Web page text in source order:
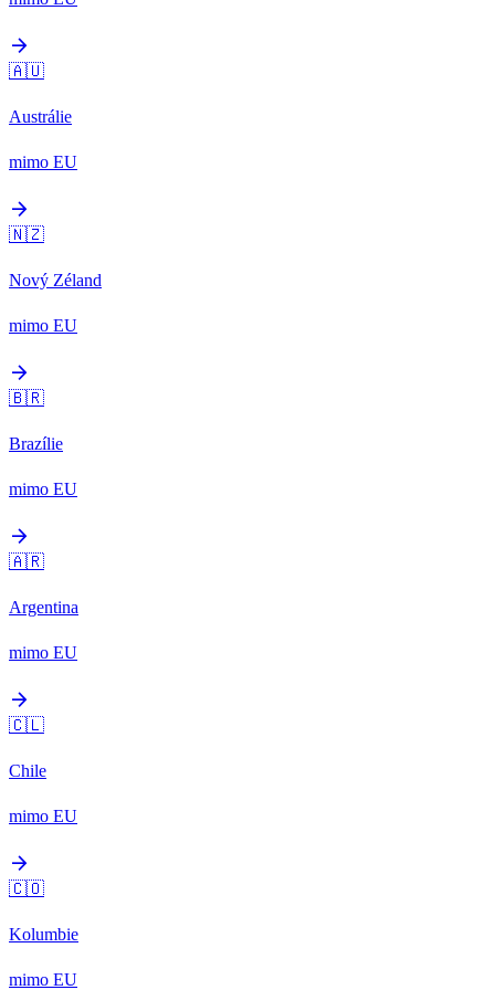
arrow_forward
🇦🇺
Austrálie
mimo EU
arrow_forward
🇳🇿
Nový Zéland
mimo EU
arrow_forward
🇧🇷
Brazílie
mimo EU
arrow_forward
🇦🇷
Argentina
mimo EU
arrow_forward
🇨🇱
Chile
mimo EU
arrow_forward
🇨🇴
Kolumbie
mimo EU